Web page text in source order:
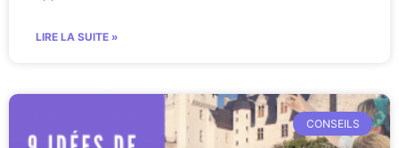
LIRE LA SUITE »
CONSEILS